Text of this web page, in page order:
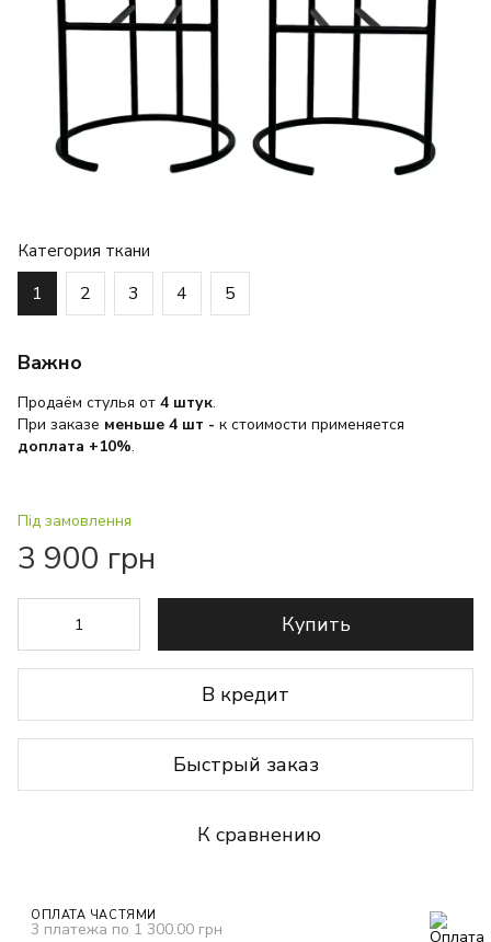
Категория ткани
1 2 3 4 5
Важно
Продаём стулья от 4 штук.
При заказе меньше 4 шт - к стоимости применяется
доплата +10%.
Під замовлення
3 900 грн
Купить
В кредит
Быстрый заказ
К сравнению
ОПЛАТА ЧАСТЯМИ
3 платежа по 1 300.00 грн